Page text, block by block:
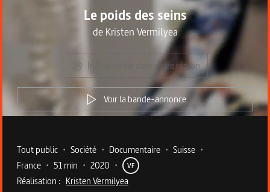
Le poids des seins
de Kristen Vermilyea
Indisponible dans votre région
Voir la bande-annonce
Metadata du programme
Tout public • Société • Documentaire • Suisse •
France • 51 min • 2020 • VF
Réalisation : Kristen Vermilyea